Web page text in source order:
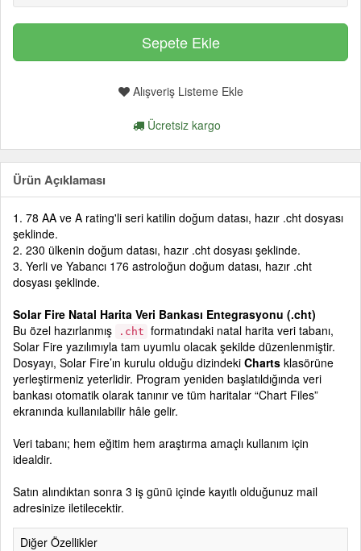
Alışveriş Listeme Ekle
Ücretsiz kargo
Ürün Açıklaması
1. 78 AA ve A rating'li seri katilin doğum datası, hazır .cht dosyası
şeklinde.
2. 230 ülkenin doğum datası, hazır .cht dosyası şeklinde.
3. Yerli ve Yabancı 176 astroloğun doğum datası, hazır .cht
dosyası şeklinde.
Solar Fire Natal Harita Veri Bankası Entegrasyonu (.cht)
Bu özel hazırlanmış
.cht formatındaki natal harita veri tabanı,
Solar Fire yazılımıyla tam uyumlu olacak şekilde düzenlenmiştir.
Dosyayı, Solar Fire’ın kurulu olduğu dizindeki Charts klasörüne
yerleştirmeniz yeterlidir. Program yeniden başlatıldığında veri
bankası otomatik olarak tanınır ve tüm haritalar “Chart Files”
ekranında kullanılabilir hâle gelir.
Veri tabanı; hem eğitim hem araştırma amaçlı kullanım için
idealdir.
Satın alındıktan sonra 3 iş günü içinde kayıtlı olduğunuz mail
adresinize iletilecektir.
Diğer Özellikler